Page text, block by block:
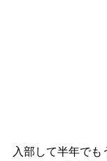
入部して半年でも